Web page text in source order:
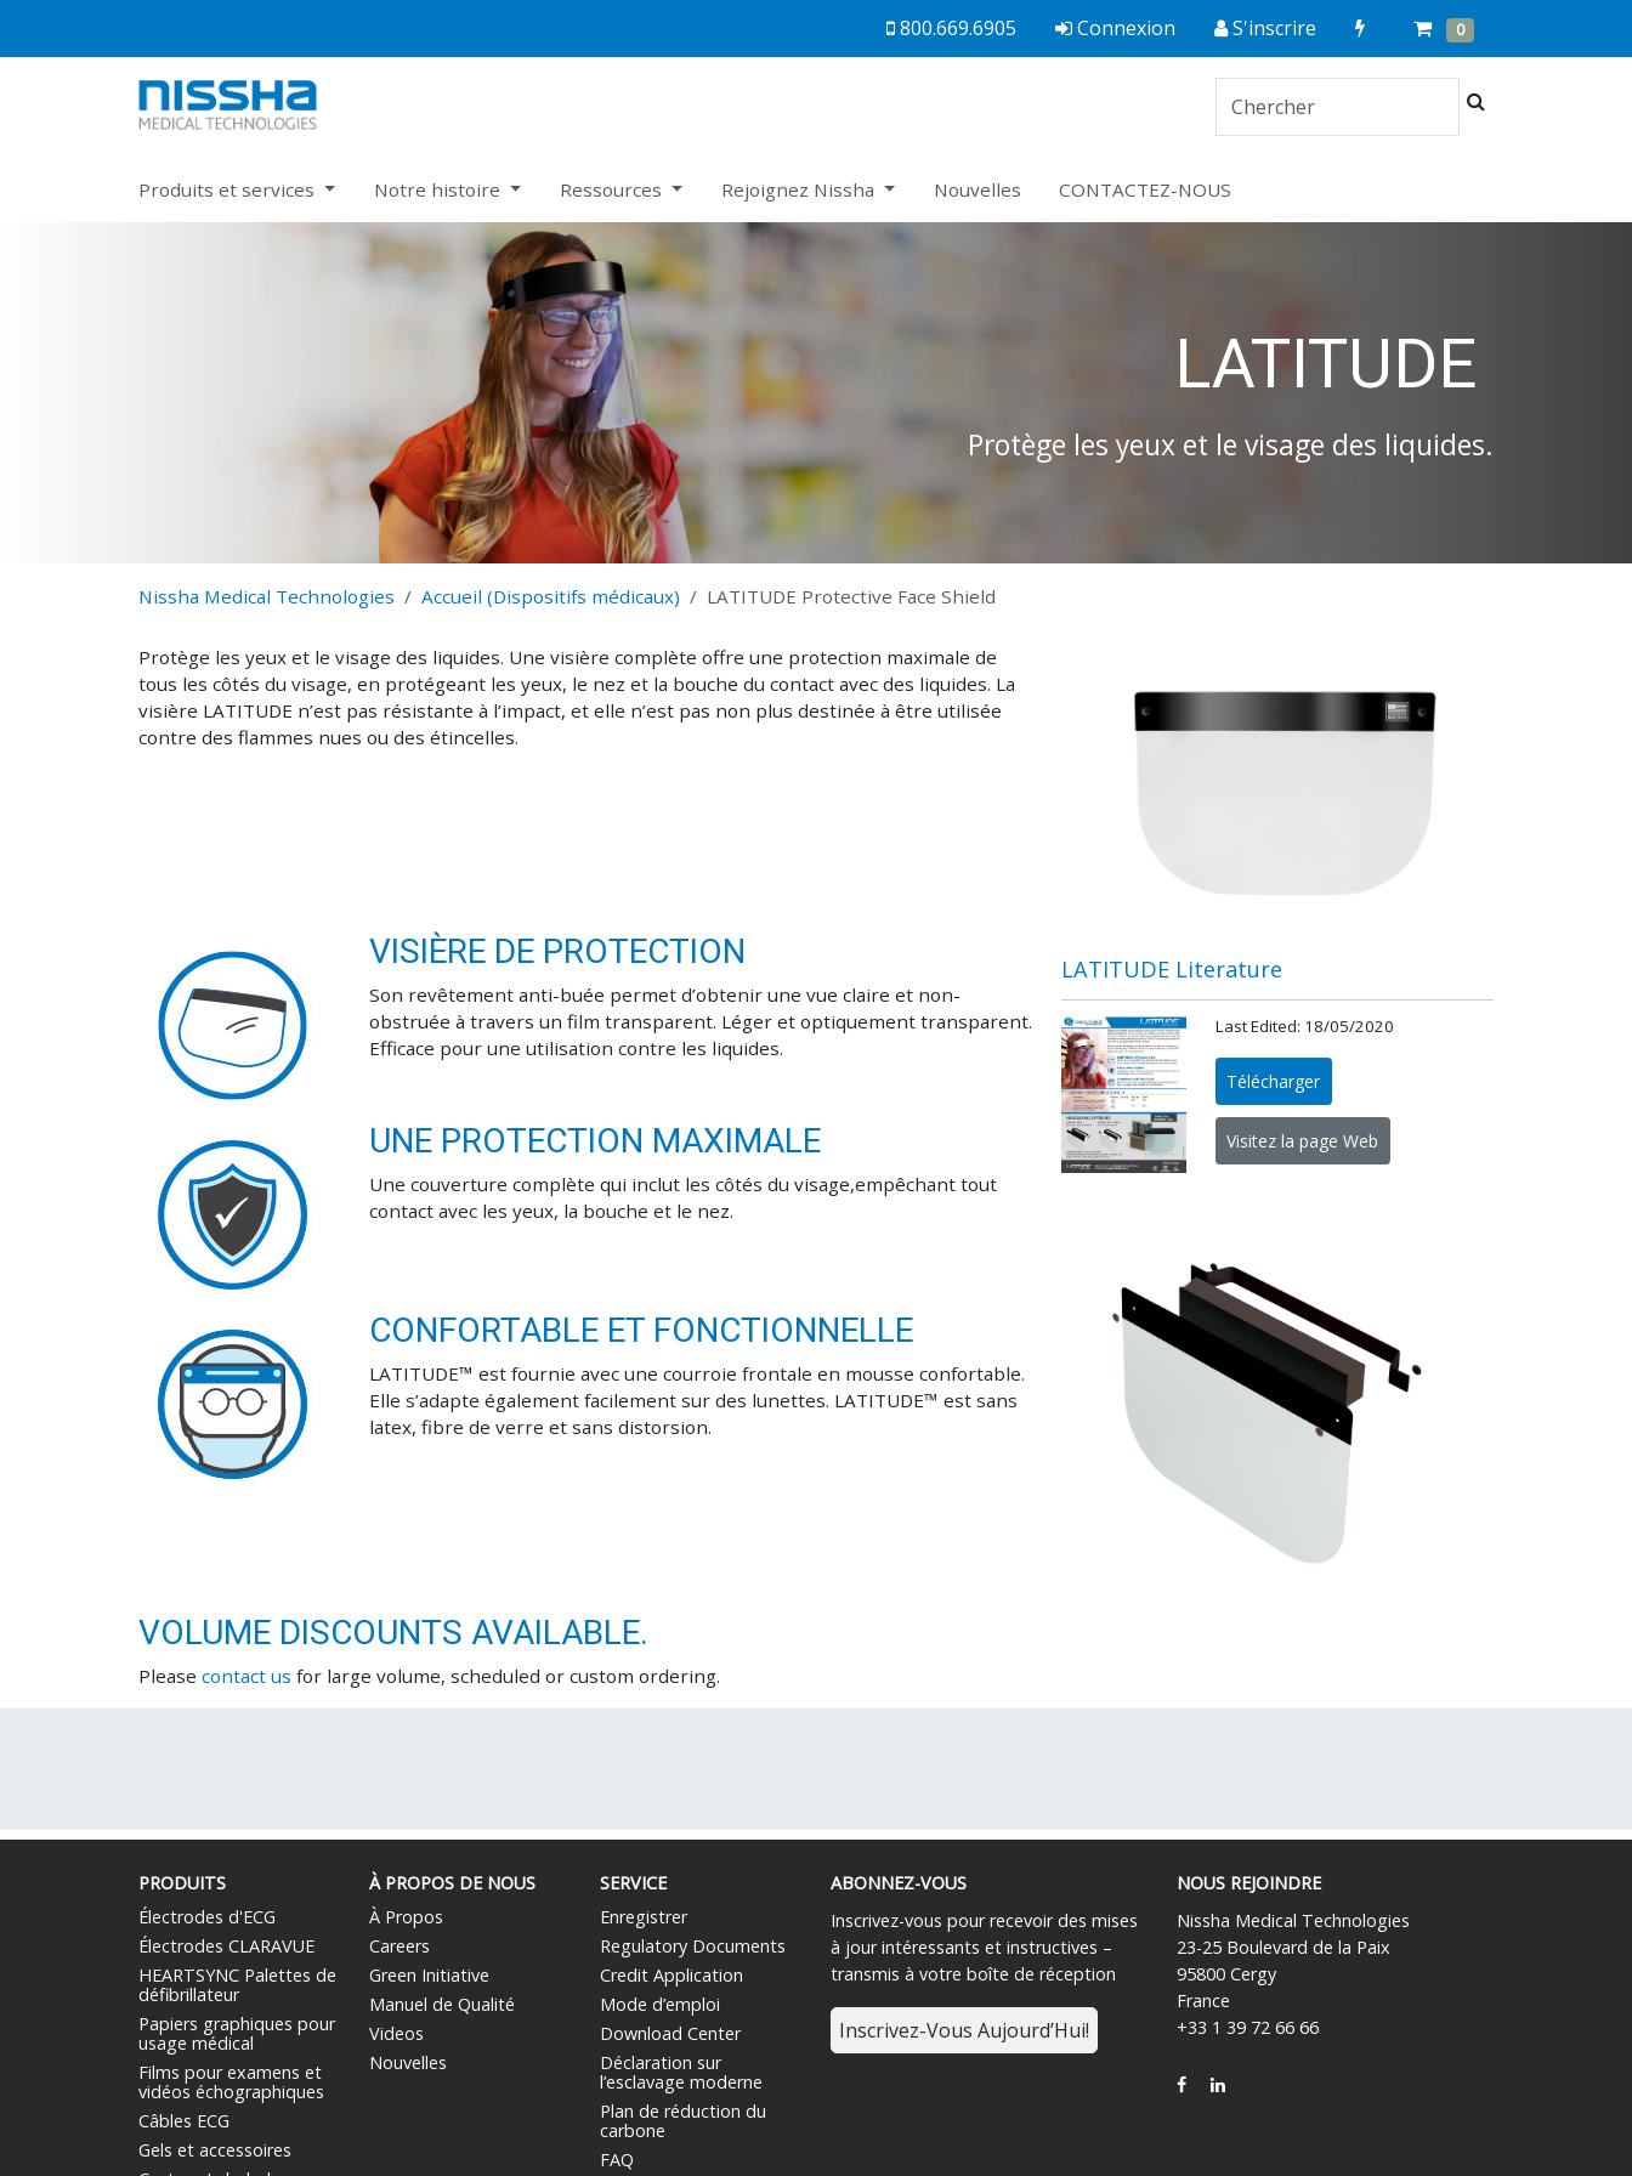
800.669.6905 Connexion S'inscrire
Quick
Order
Cart
0 Items
Produits et services Notre histoire Ressources Rejoignez Nissha Nouvelles CONTACTEZ-NOUS
LATITUDE
Protège les yeux et le visage des liquides.
Nissha Medical Technologies Accueil (Dispositifs médicaux) LATITUDE Protective Face Shield
Protège les yeux et le visage des liquides. Une visière complète offre une protection maximale de
tous les côtés du visage, en protégeant les yeux, le nez et la bouche du contact avec des liquides. La
visière LATITUDE n’est pas résistante à l’impact, et elle n’est pas non plus destinée à être utilisée
contre des flammes nues ou des étincelles.
VISIÈRE DE PROTECTION
Son revêtement anti-buée permet d’obtenir une vue claire et non-
obstruée à travers un film transparent. Léger et optiquement transparent.
Efficace pour une utilisation contre les liquides.
UNE PROTECTION MAXIMALE
Une couverture complète qui inclut les côtés du visage,empêchant tout
contact avec les yeux, la bouche et le nez.
CONFORTABLE ET FONCTIONNELLE
LATITUDE™ est fournie avec une courroie frontale en mousse confortable.
Elle s’adapte également facilement sur des lunettes. LATITUDE™ est sans
latex, fibre de verre et sans distorsion.
LATITUDE Literature
Last Edited: 18/05/2020
Télécharger
Visitez la page Web
VOLUME DISCOUNTS AVAILABLE.
Please contact us for large volume, scheduled or custom ordering.
PRODUITS
Électrodes d'ECG
Électrodes CLARAVUE
HEARTSYNC Palettes de
défibrillateur
Papiers graphiques pour
usage médical
Films pour examens et
vidéos échographiques
Câbles ECG
Gels et accessoires
À PROPOS DE NOUS
À Propos
Careers
Green Initiative
Manuel de Qualité
Videos
Nouvelles
SERVICE
Enregistrer
Regulatory Documents
Credit Application
Mode d’emploi
Download Center
Déclaration sur
l’esclavage moderne
Plan de réduction du
carbone
FAQ
ABONNEZ-VOUS
Inscrivez-vous pour recevoir des mises
à jour intéressants et instructives –
transmis à votre boîte de réception
Inscrivez-Vous Aujourd’Hui!
NOUS REJOINDRE
Nissha Medical Technologies
23-25 Boulevard de la Paix
95800 Cergy
France
+33 1 39 72 66 66
FACEBOOK
LINKEDIN